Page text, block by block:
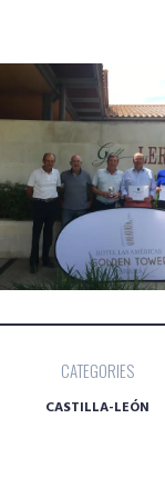
CATEGORIES
CASTILLA-LEÓN